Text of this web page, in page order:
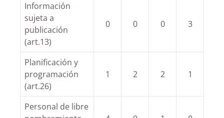
Información
sujeta a
publicación
(art.13)
0 0 0 3
Planificación y
programación
(art.26)
1 2 2 1
Personal de libre